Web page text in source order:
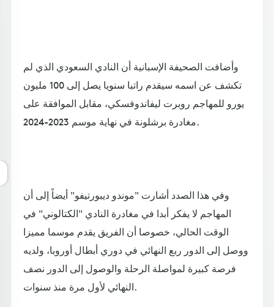
وأضافت الصحيفة الإسبانية أن النادي السعودي الذي لم
تكشف عن اسمه سيقدم راتبا سنويا يصل إلى 100 مليون
يورو للمهاجم روبرت ليفاندوفسكي، مقابل الموافقة على
مغادرة برشلونة في نهاية موسم 2023-2024.
وفي هذا الصدد أشارت "موندو ديبورتيفو" أيضاً إلى أن
المهاجم لا يفكر أبدا في مغادرة النادي "الكتالوني" في
الوقت الحالي، خصوصا أن الفريق يقدم موسما مميزا
ووصل إلى الدور ربع النهائي في دوري أبطال أوروبا، ولديه
فرصة كبيرة لمواصلة الرحلة والوصول إلى الدور نصف
النهائي لأول مرة منذ سنوات.